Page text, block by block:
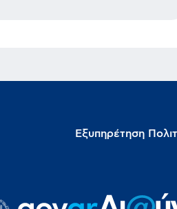
Εξυπηρέτηση